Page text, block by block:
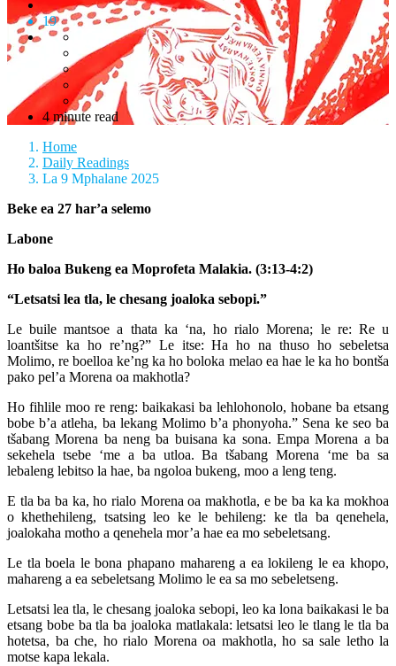
19
4 minute read
Home
Daily Readings
La 9 Mphalane 2025
Beke ea 27 har’a selemo
Labone
Ho baloa Bukeng ea Moprofeta Malakia. (3:13-4:2)
“Letsatsi lea tla, le chesang joaloka sebopi.”
Le buile mantsoe a thata ka ‘na, ho rialo Morena; le re: Re u
loantšitse ka ho re’ng?” Le itse: Ha ho na thuso ho sebeletsa
Molimo, re boelloa ke’ng ka ho boloka melao ea hae le ka ho bontša
pako pel’a Morena oa makhotla?
Ho fihlile moo re reng: baikakasi ba lehlohonolo, hobane ba etsang
bobe b’a atleha, ba lekang Molimo b’a phonyoha.” Sena ke seo ba
tšabang Morena ba neng ba buisana ka sona. Empa Morena a ba
sekehela tsebe ‘me a ba utloa. Ba tšabang Morena ‘me ba sa
lebaleng lebitso la hae, ba ngoloa bukeng, moo a leng teng.
E tla ba ba ka, ho rialo Morena oa makhotla, e be ba ka ka mokhoa
o khethehileng, tsatsing leo ke le behileng: ke tla ba qenehela,
joalokaha motho a qenehela mor’a hae ea mo sebeletsang.
Le tla boela le bona phapano mahareng a ea lokileng le ea khopo,
mahareng a ea sebeletsang Molimo le ea sa mo sebeletseng.
Letsatsi lea tla, le chesang joaloka sebopi, leo ka lona baikakasi le ba
etsang bobe ba tla ba joaloka matlakala: letsatsi leo le tlang le tla ba
hotetsa, ba che, ho rialo Morena oa makhotla, ho sa sale letho la
motse kapa lekala.